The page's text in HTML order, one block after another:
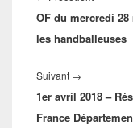
l’article
OF du mercredi 28
les handballeuses
Suivant →
suivant :
1er avril 2018 –
France